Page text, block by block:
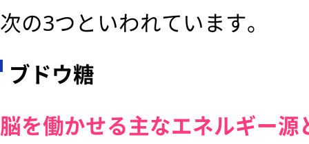
次の3つといわれています。
ブドウ糖
脳を働かせる主なエネルギー源